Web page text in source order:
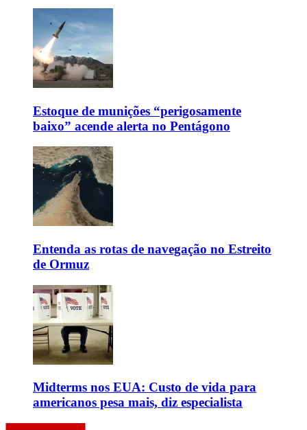
Estoque de munições “perigosamente
baixo” acende alerta no Pentágono
Entenda as rotas de navegação no Estreito
de Ormuz
Midterms nos EUA: Custo de vida para
americanos pesa mais, diz especialista